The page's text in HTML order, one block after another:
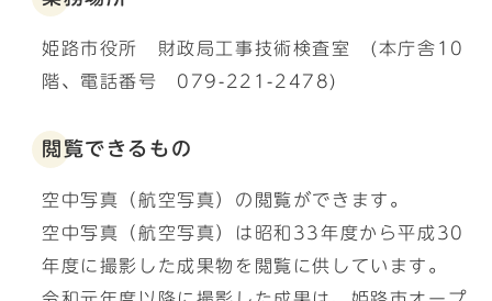
姫路市役所 財政局工事技術検査室 (本庁舎10
階、電話番号 079-221-2478)
閲覧できるもの
空中写真（航空写真）の閲覧ができます。
空中写真（航空写真）は昭和33年度から平成30
年度に撮影した成果物を閲覧に供しています。